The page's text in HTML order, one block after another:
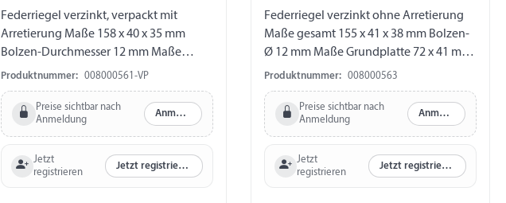
Federriegel verzinkt, verpackt mit
Arretierung Maße 158 x 40 x 35 mm
Bolzen-Durchmesser 12 mm Maße
Grundplatte 75 x 40 mm Lochbild 40 / 27
mm Hub 15 mm
Produktnummer: 008000561-VP
Preise sichtbar nach
Anmeldung
Anmelden
Jetzt
registrieren
Jetzt registrieren
Federriegel verzinkt ohne Arretierung
Maße gesamt 155 x 41 x 38 mm Bolzen-
Ø 12 mm Maße Grundplatte 72 x 41 mm
Bohrung 4 x 6,5 mm Lochbild 40 / 27
Hub 22 mm
Produktnummer: 008000563
Preise sichtbar nach
Anmeldung
Anmelden
Jetzt
registrieren
Jetzt registrieren